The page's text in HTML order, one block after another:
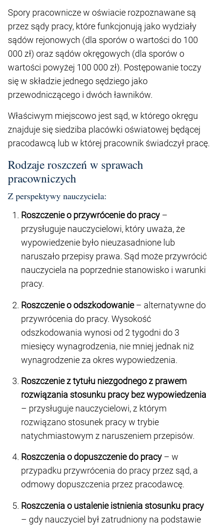
Spory pracownicze w oświacie rozpoznawane są
przez sądy pracy, które funkcjonują jako wydziały
sądów rejonowych (dla sporów o wartości do 100
000 zł) oraz sądów okręgowych (dla sporów o
wartości powyżej 100 000 zł). Postępowanie toczy
się w składzie jednego sędziego jako
przewodniczącego i dwóch ławników.
Właściwym miejscowo jest sąd, w którego okręgu
znajduje się siedziba placówki oświatowej będącej
pracodawcą lub w której pracownik świadczył pracę.
Rodzaje roszczeń w sprawach
pracowniczych
Z perspektywy nauczyciela:
Roszczenie o przywrócenie do pracy –
przysługuje nauczycielowi, który uważa, że
wypowiedzenie było nieuzasadnione lub
naruszało przepisy prawa. Sąd może przywrócić
nauczyciela na poprzednie stanowisko i warunki
pracy.
Roszczenie o odszkodowanie– alternatywne do
przywrócenia do pracy. Wysokość
odszkodowania wynosi od 2 tygodni do 3
miesięcy wynagrodzenia, nie mniej jednak niż
wynagrodzenie za okres wypowiedzenia.
Roszczenie z tytułu niezgodnego z prawem
rozwiązania stosunku pracy bez wypowiedzenia
– przysługuje nauczycielowi, z którym
rozwiązano stosunek pracy w trybie
natychmiastowym z naruszeniem przepisów.
Roszczenia o dopuszczenie do pracy – w
przypadku przywrócenia do pracy przez sąd, a
odmowy dopuszczenia przez pracodawcę.
Roszczenia o ustalenie istnienia stosunku pracy
– gdy nauczyciel był zatrudniony na podstawie